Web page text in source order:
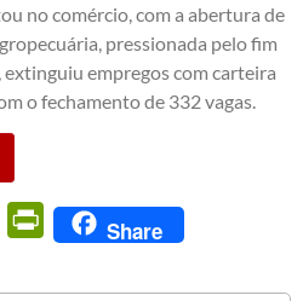
no comércio, com a abertura de
pressionada pelo fim
empregos com carteira
o fechamento de 332 vagas.
Email PrintFriendly
Share